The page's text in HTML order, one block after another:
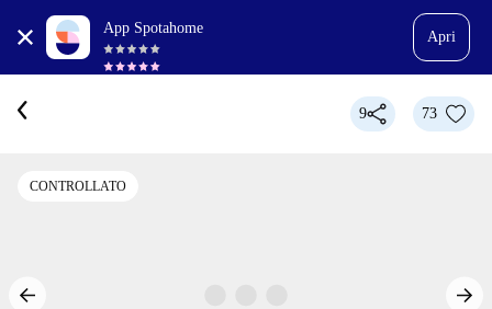
App Spotahome
Apri
9 73
CONTROLLATO